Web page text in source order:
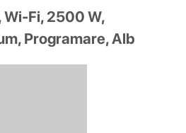
Wi-Fi, 2500 W,
Programare, Alb